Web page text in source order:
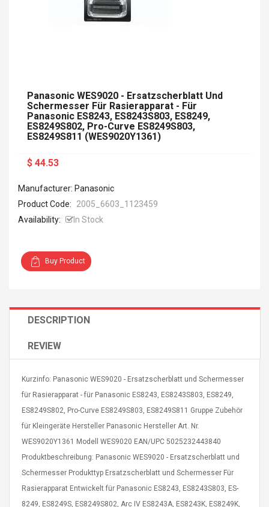
UHF Guitarra
Jasper
Strands,
Hole:
15.7"
Color
Adapter For Samsung
Mobile Universal Charging
$ 1.72
High Quality Retro Game
Tetris Cases For Iphone 6
Plus 6s 7 8 Plus TPU
Consoles Cover For
IPhone Cases
$ 11.43
Zdm 24 Key Ir Control
Panasonic WES9020 - Ersatzscherblatt Und
Schermesser Für Rasierapparat - Für
Panasonic ES8243, ES8243S803, ES8249,
ES8249S802, Pro-Curve ES8249S803,
ES8249S811 (WES9020Y1361)
$ 44.53
Manufacturer: Panasonic
Product Code:
2005_6603_1123459
Availability:
In Stock
Buy Product
DESCRIPTION
REVIEW
Kurzinfo: Panasonic WES9020 - Ersatzscherblatt und Schermesser
für Rasierapparat - für Panasonic ES8243, ES8243S803, ES8249,
ES8249S802, Pro-Curve ES8249S803, ES8249S811 Gruppe Zubehör
für Kleingeräte Hersteller Panasonic Hersteller Art. Nr.
WES9020Y1361 Modell WES9020 EAN/UPC 5025232443840
Produktbeschreibung: Panasonic WES9020 - Ersatzscherblatt und
Schermesser Produkttyp Ersatzscherblatt und Schermesser Für
Rasierapparat Entwickelt für Panasonic ES8243, ES8243S803, ES-
8249, ES8249S, ES8249S802, Arc IV ES8243A, ES8243K, ES8249K,